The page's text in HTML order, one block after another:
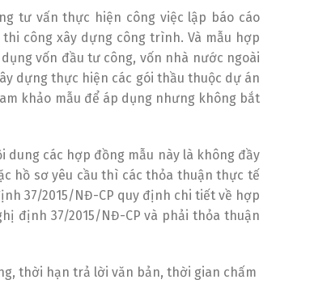
tư vấn thực hiện công việc lập báo cáo
công xây dựng công trình. Và mẫu hợp
vốn đầu tư công, vốn nhà nước ngoài
dựng thực hiện các gói thầu thuộc dự án
khảo mẫu để áp dụng nhưng không bắt
các hợp đồng mẫu này là không đầy
hồ sơ yêu cầu thì các thỏa thuận thực tế
37/2015/NĐ-CP quy định chi tiết về hợp
định 37/2015/NĐ-CP và phải thỏa thuận
thời hạn trả lời văn bản, thời gian chấm